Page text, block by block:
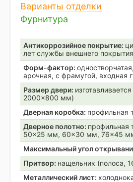
Варианты отделки
Фурнитура
Антикоррозийное покрытие:
лет службы внешнего
Форм-фактор:
арочная, с фрамугой, входная
Размер двери:
2000×800 мм)
Дверная коробка: профильная
Дверное полотно: профильная
50×25 мм, 60×30 мм, 76×45
Максимальный угол
Притвор: нащельник (полоса,
Металлический лист: